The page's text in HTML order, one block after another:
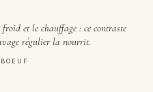
et le chauffage : ce contraste
régulier la nourrit.